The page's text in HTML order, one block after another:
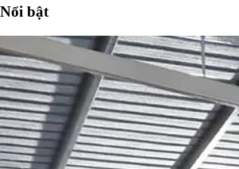
Nổi bật